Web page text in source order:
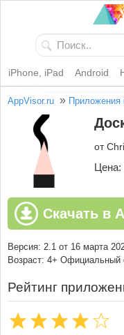
iPhone, iPad Android
AppVisor.ru » Приложения
от
Цена:
Скачать в
Версия: 2.1 от 16 марта
Возраст: 4+ Официальный
Рейтинг